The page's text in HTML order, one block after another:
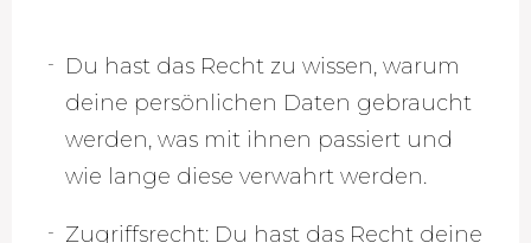
Du hast das Recht zu wissen, warum
deine persönlichen Daten gebraucht
werden, was mit ihnen passiert und
wie lange diese verwahrt werden.
Zugriffsrecht: Du hast das Recht deine